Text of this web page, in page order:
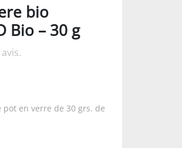
bio
Bio – 30 g
en verre de 30 grs. de